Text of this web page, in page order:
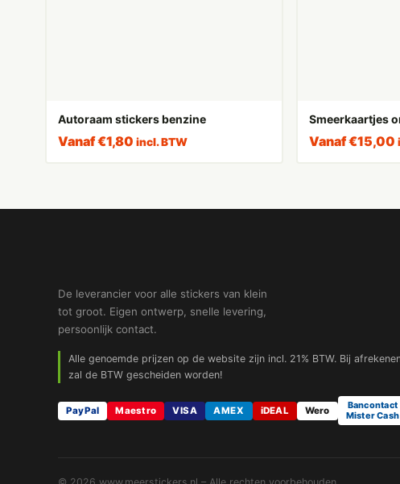
Autoraam stickers benzine
Vanaf€1,80 incl. BTW
Smeerkaartjes
Vanaf€15,00
De leverancier voor alle stickers van klein
tot groot. Eigen ontwerp, snelle levering,
persoonlijk contact.
Alle genoemde prijzen op de website zijn incl. 21% BTW. Bij
zal de BTW gescheiden worden!
PayPal Maestro VISA AMEX iDEAL Wero
Bancontact
Mister Cash